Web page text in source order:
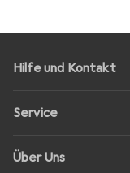
Hilfe und Kontakt
Service
Über Uns